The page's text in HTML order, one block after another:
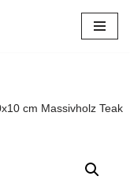
cm Massivholz Teak